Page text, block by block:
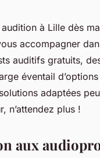
:
à Lille dès
accompagner
auditifs gratuits,
éventail
adaptées
n’attendez plus !
aux